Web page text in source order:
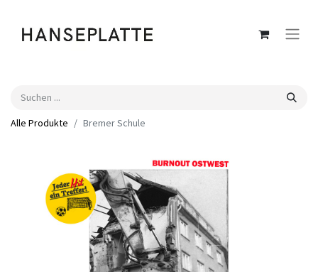
Alle Produkte Bremer Schule